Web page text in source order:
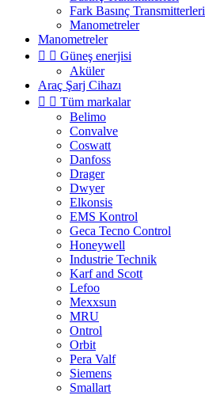
Fark Basınç Transmitterleri
Manometreler
Manometreler
  Güneş enerjisi
Aküler
Araç Şarj Cihazı
  Tüm markalar
Belimo
Convalve
Coswatt
Danfoss
Drager
Dwyer
Elkonsis
EMS Kontrol
Geca Tecno Control
Honeywell
Industrie Technik
Karf and Scott
Lefoo
Mexxsun
MRU
Ontrol
Orbit
Pera Valf
Siemens
Smallart